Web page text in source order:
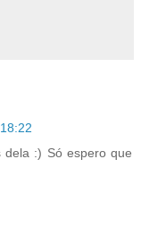
:) Só espero que